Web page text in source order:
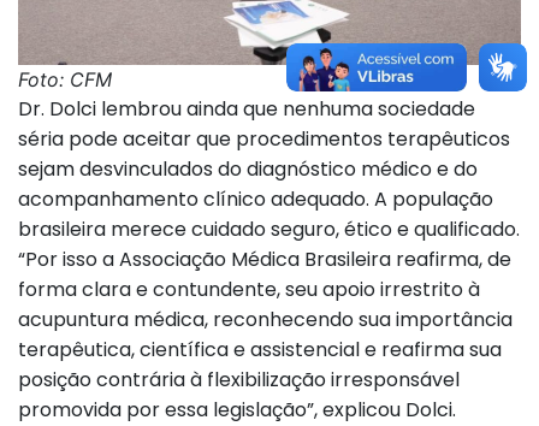
Foto: CFM
Dr. Dolci lembrou ainda que nenhuma sociedade
séria pode aceitar que procedimentos terapêuticos
sejam desvinculados do diagnóstico médico e do
acompanhamento clínico adequado. A população
brasileira merece cuidado seguro, ético e qualificado.
“Por isso a Associação Médica Brasileira reafirma, de
forma clara e contundente, seu apoio irrestrito à
acupuntura médica, reconhecendo sua importância
terapêutica, científica e assistencial e reafirma sua
posição contrária à flexibilização irresponsável
promovida por essa legislação”, explicou Dolci.